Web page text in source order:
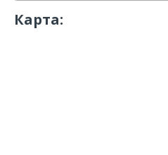
Карта: